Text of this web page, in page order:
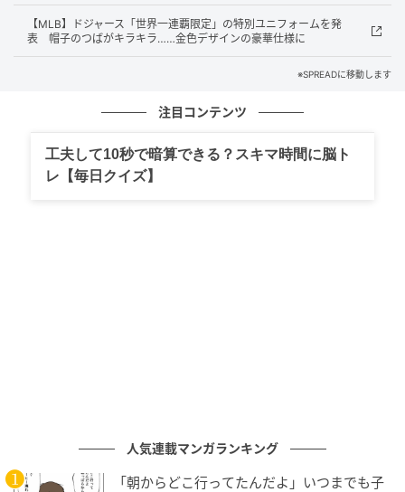
ト、好投続く千賀滉大を称賛 指揮官も太鼓
判「すべてがうまく機能している」
【MLB】ドジャース「世界一連覇限定」の特別ユニフォームを発
表 帽子のつばがキラキラ……金色デザインの豪華仕様に
※SPREADに移動します
注目コンテンツ
工夫して10秒で暗算できる？スキマ時間に脳ト
レ【毎日クイズ】
人気連載マンガランキング
「朝からどこ行ってたんだよ」いつまでも子